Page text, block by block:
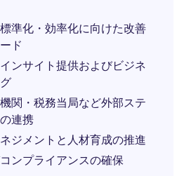
準化・効率化に向けた改善
ド
ンサイト提供およびビジネ
関・税務当局など外部ステ
連携
ジメントと人材育成の推進
ンプライアンスの確保